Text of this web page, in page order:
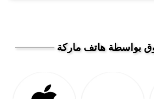
بواسطة هاتف ماركة